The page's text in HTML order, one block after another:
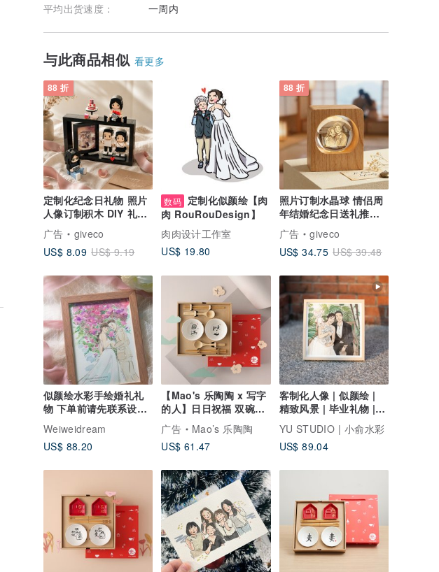
平均出货速度：
一周内
与此商品相似 看更多
88 折
定制化纪念日礼物 照片
人像订制积木 DIY 礼物
生日礼品 送男女朋友
广告
giveco
US$ 8.09 US$ 9.19
数码 定制化似颜绘【肉
肉 RouRouDesign】
肉肉设计工作室
US$ 19.80
88 折
照片订制水晶球 情侣周
年结婚纪念日送礼推荐
专属创意摆件
广告
giveco
US$ 34.75 US$ 39.48
似颜绘水彩手绘婚礼礼
物 下单前请先联系设计
师
Weiweidream
US$ 88.20
【Mao's 乐陶陶 x 写字
的人】日日祝福 双碗汤
筷礼盒组
广告
Mao’s 乐陶陶
US$ 61.47
客制化人像 | 似颜绘 |
精致风景 | 毕业礼物 |
纪念日礼物
YU STUDIO | 小俞水彩
US$ 89.04